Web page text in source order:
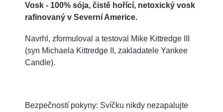
Vosk - 100% sója, čistě hořící, netoxický vosk
rafinovaný v Severní Americe.
Navrhl, zformuloval a testoval Mike Kittredge III
(syn Michaela Kittredge II, zakladatele Yankee
Candle).
Bezpečností pokyny: Svíčku nikdy nezapalujte